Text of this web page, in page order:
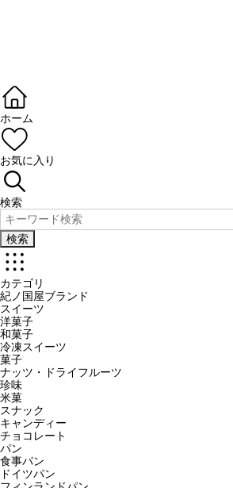
ホーム
お気に入り
検索
検索
カテゴリ
紀ノ国屋ブランド
スイーツ
洋菓子
和菓子
冷凍スイーツ
菓子
ナッツ・ドライフルーツ
珍味
米菓
スナック
キャンディー
チョコレート
パン
食事パン
ドイツパン